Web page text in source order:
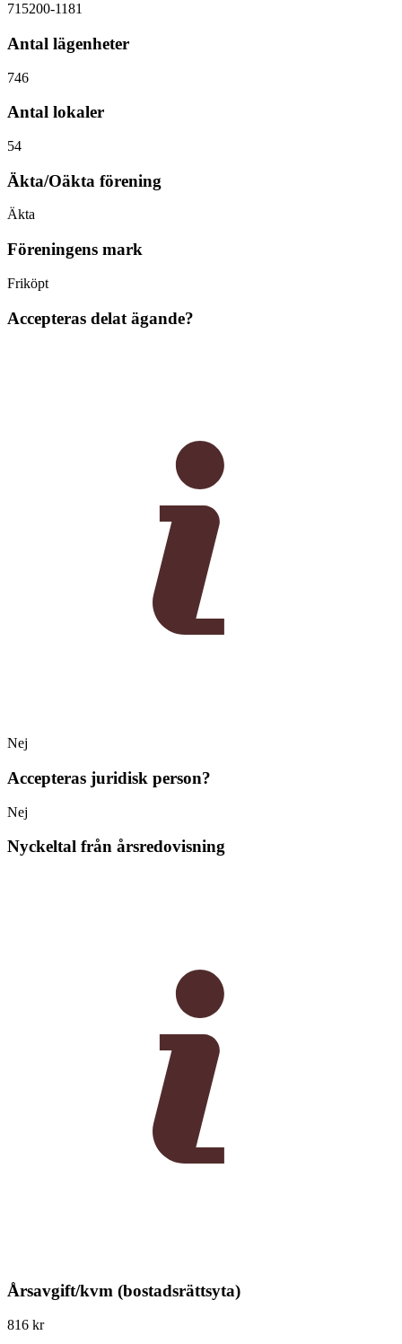
715200-1181
Antal lägenheter
746
Antal lokaler
54
Äkta/Oäkta förening
Äkta
Föreningens mark
Friköpt
Accepteras delat ägande?
Nej
Accepteras juridisk person?
Nej
Nyckeltal från årsredovisning
Årsavgift/kvm (bostadsrättsyta)
816 kr